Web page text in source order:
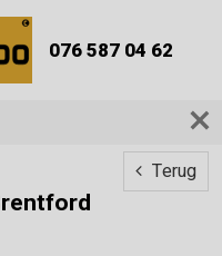
076 587 04 62
Terug